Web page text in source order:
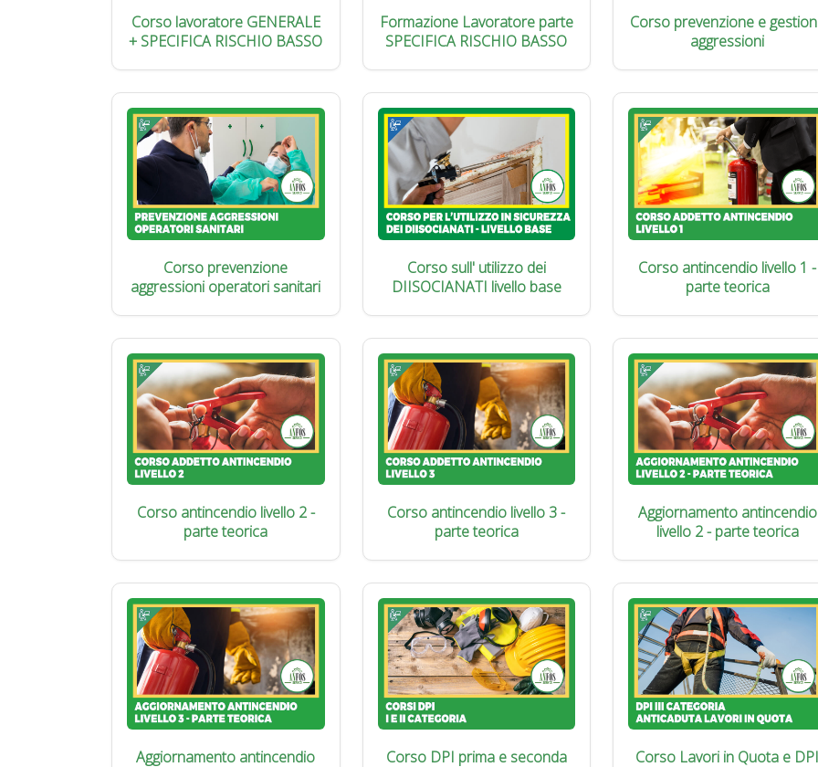
Corso lavoratore GENERALE
+ SPECIFICA RISCHIO BASSO
Formazione Lavoratore parte
SPECIFICA RISCHIO BASSO
Corso prevenzione e
aggressioni
Corso prevenzione
aggressioni operatori sanitari
Corso sull' utilizzo dei
DIISOCIANATI livello base
Corso antincendio livello 1 -
parte teorica
Corso antincendio livello 2 -
parte teorica
Corso antincendio livello 3 -
parte teorica
Aggiornamento antincendio
livello 2 - parte teorica
Aggiornamento antincendio
Corso DPI prima e seconda
Corso Lavori in Quota e